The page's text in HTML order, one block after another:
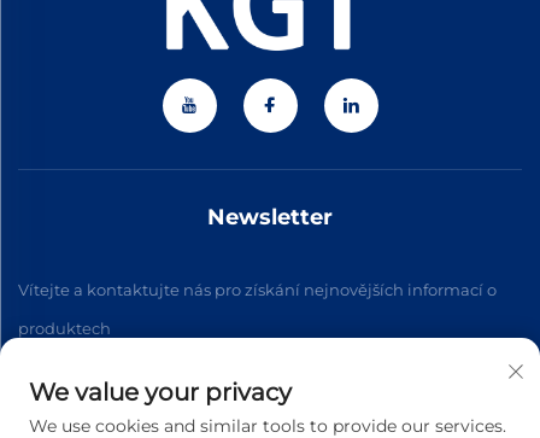
Newsletter
Vítejte a kontaktujte nás pro získání nejnovějších informací o
produktech
Přihlásit se k odběru
We value your privacy
We use cookies and similar tools to provide our services.